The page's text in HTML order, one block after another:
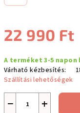
22 990 Ft
A terméket 3-5
Várható kézbesítés:
Szállítási lehetőségek
+
−
E
N
E
S